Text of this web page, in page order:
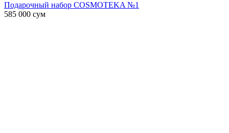
Подарочный набор COSMOTEKA №1
585 000 сум